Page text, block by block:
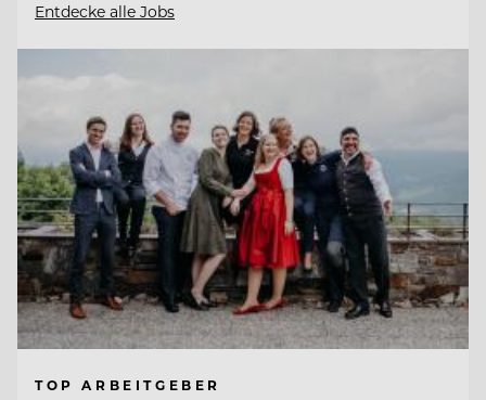
Entdecke alle Jobs
TOP ARBEITGEBER